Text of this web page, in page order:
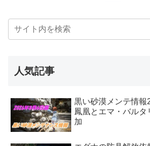
人気記事
黒い砂漠メンテ情報
鳳凰とエマ・バルタ
加